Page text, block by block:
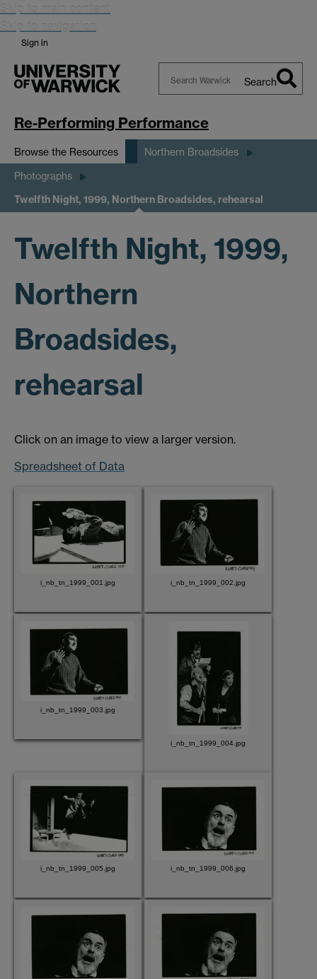
Skip to main content
Skip to navigation
Sign in
Warwick
Search
Re-Performing Performance
Browse the Resources Northern Broadsides
Photographs
Twelfth Night, 1999, Northern Broadsides, rehearsal
Twelfth Night, 1999,
Northern
Broadsides,
rehearsal
Click on an image to view a larger version.
Spreadsheet of Data
i_nb_tn_1999_001.jpg i_nb_tn_1999_002.jpg
i_nb_tn_1999_003.jpg
i_nb_tn_1999_004.jpg
i_nb_tn_1999_005.jpg i_nb_tn_1999_006.jpg